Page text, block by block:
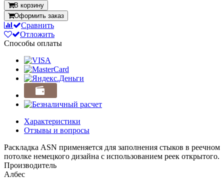
В корзину
Оформить заказ
Сравнить
Отложить
Способы оплаты
Характеристики
Отзывы и вопросы
Раскладка ASN применяется для заполнения стыков в реечном
потолке немецкого дизайна с использованием реек открытого.
Производитель
Албес